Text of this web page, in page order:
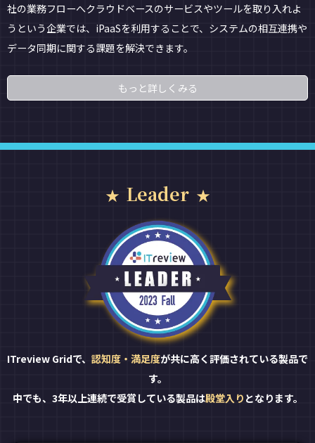
社の業務フローへクラウドベースのサービスやツールを取り入れよ
うという企業では、iPaaSを利用することで、システムの相互連携や
データ同期に関する課題を解決できます。
もっと詳しくみる
Leader
ITreview Gridで、 認知度・満足度が共に高く評価されている製品で
す。
中でも、3年以上連続で受賞している製品は殿堂入り となります。